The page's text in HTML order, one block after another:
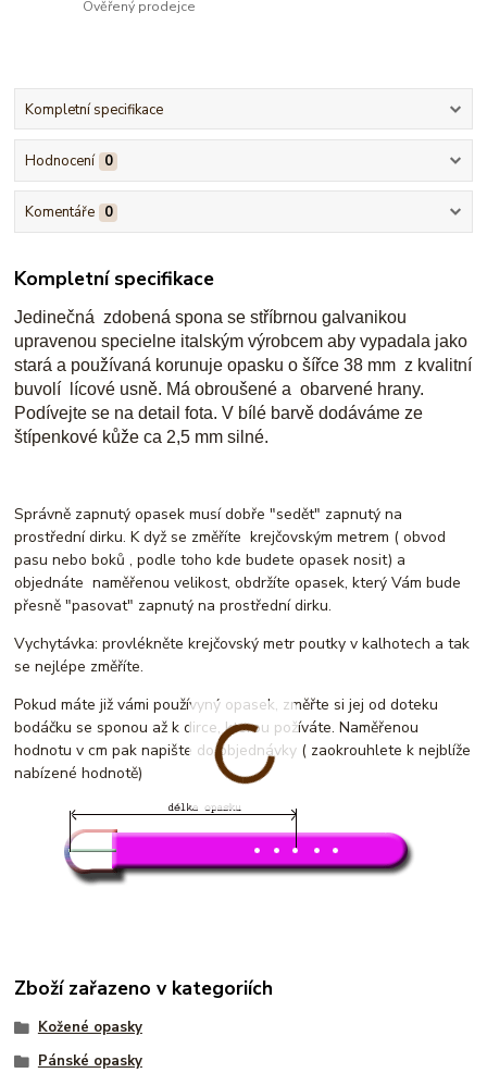
Ověřený prodejce
Kompletní specifikace
Hodnocení 0
Komentáře 0
Kompletní specifikace
Jedinečná zdobená spona se stříbrnou galvanikou
upravenou specielne italským výrobcem aby vypadala jako
stará a používaná korunuje opasku o šířce 38 mm z kvalitní
buvolí lícové usně. Má obroušené a obarvené hrany.
Podívejte se na detail fota. V bílé barvě dodáváme ze
štípenkové kůže ca 2,5 mm silné.
Správně zapnutý opasek musí dobře "sedět" zapnutý na
prostřední dirku. K dyž se změříte krejčovským metrem ( obvod
pasu nebo boků , podle toho kde budete opasek nosit) a
objednáte naměřenou velikost, obdržíte opasek, který Vám bude
přesně "pasovat" zapnutý na prostřední dirku.
Vychytávka: provlékněte krejčovský metr poutky v kalhotech a tak
se nejlépe změříte.
Pokud máte již vámi používyný opasek, změřte si jej od doteku
bodáčku se sponou až k dirce, kterou požíváte. Naměřenou
hodnotu v cm pak napište do objednávky ( zaokrouhlete k nejblíže
nabízené hodnotě)
Zboží zařazeno v kategoriích
Kožené opasky
Pánské opasky